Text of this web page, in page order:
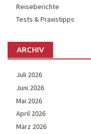
Reiseberichte
Tests & Praxistipps
ARCHIV
Juli 2026
Juni 2026
Mai 2026
April 2026
März 2026